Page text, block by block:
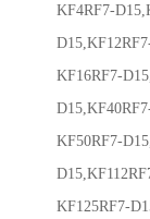
KF4RF7-
KF16RF7-
KF50RF7-
KF125RF7-